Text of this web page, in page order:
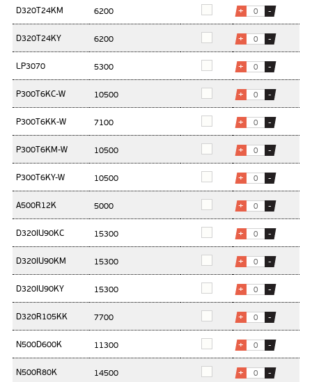
D320T24KM + -
D320T24KY + -
LP3070 + -
P300T6KC-W + -
P300T6KK-W + -
P300T6KM-W + -
P300T6KY-W + -
A500R12K + -
D320IU90KC + -
D320IU90KM + -
D320IU90KY + -
D320R105KK + -
N500D600K + -
N500R80K + -